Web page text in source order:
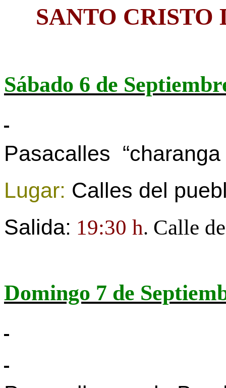
SANTO CRISTO
Sábado 6 de
Pasacalles
Lugar: Calles del
Salida: 19:30 h. Calle
Domingo 7 de